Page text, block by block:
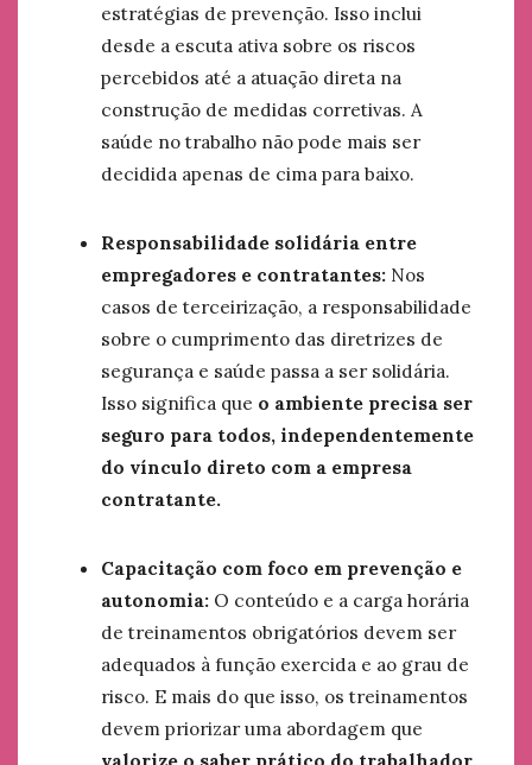
estratégias de prevenção. Isso inclui
desde a escuta ativa sobre os riscos
percebidos até a atuação direta na
construção de medidas corretivas. A
saúde no trabalho não pode mais ser
decidida apenas de cima para baixo.
Responsabilidade solidária entre
empregadores e contratantes: Nos
casos de terceirização, a responsabilidade
sobre o cumprimento das diretrizes de
segurança e saúde passa a ser solidária.
Isso significa que o ambiente precisa ser
seguro para todos, independentemente
do vínculo direto com a empresa
contratante.
Capacitação com foco em prevenção e
autonomia: O conteúdo e a carga horária
de treinamentos obrigatórios devem ser
adequados à função exercida e ao grau de
risco. E mais do que isso, os treinamentos
devem priorizar uma abordagem que